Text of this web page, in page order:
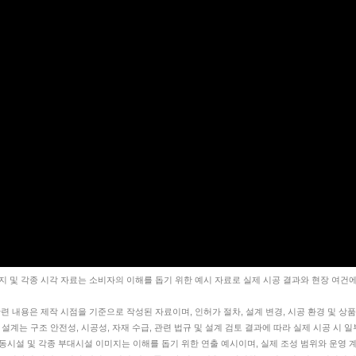
각종 시각 자료는 소비자의 이해를 돕기 위한 예시 자료로 실제 시공 결과와 현장 여
내용은 제작 시점을 기준으로 작성된 자료이며, 인허가 절차, 설계 변경, 시공 환경 및 상
계는 구조 안전성, 시공성, 자재 수급, 관련 법규 및 설계 검토 결과에 따라 실제 시공 시
설 및 각종 부대시설 이미지는 이해를 돕기 위한 연출 예시이며, 실제 조성 범위와 운영